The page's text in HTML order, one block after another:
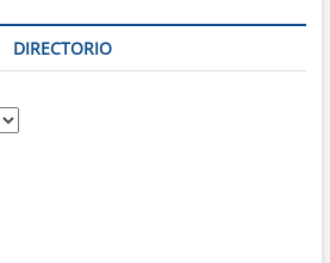
DIRECTORIO